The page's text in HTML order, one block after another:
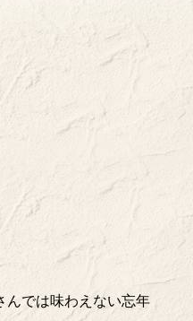
んでは味わえない忘年